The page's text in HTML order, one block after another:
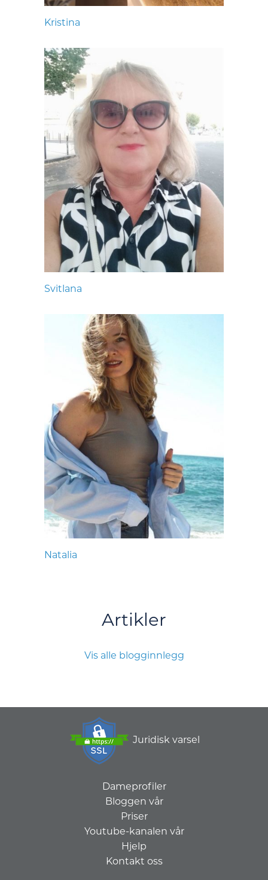
Kristina
Svitlana
Natalia
Artikler
Vis alle blogginnlegg
Juridisk varsel
Dameprofiler
Bloggen vår
Priser
Youtube-kanalen vår
Hjelp
Kontakt oss